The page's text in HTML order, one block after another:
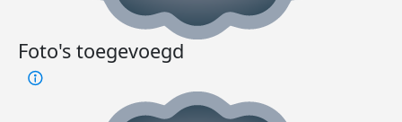
Foto's toegevoegd